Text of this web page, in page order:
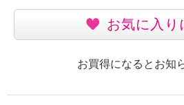
お気に入り
お買得になるとお知